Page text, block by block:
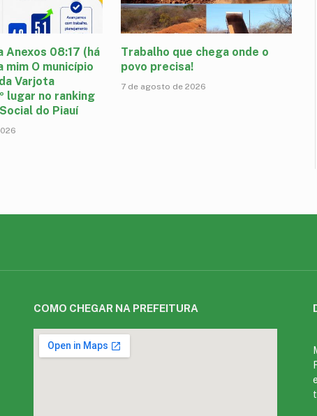
Anexos 08:17 (há
mim O município
Varjota
lugar no ranking
do Piauí
Trabalho que chega onde o
povo precisa!
7 de agosto de 2026
COMO CHEGAR NA PREFEITURA